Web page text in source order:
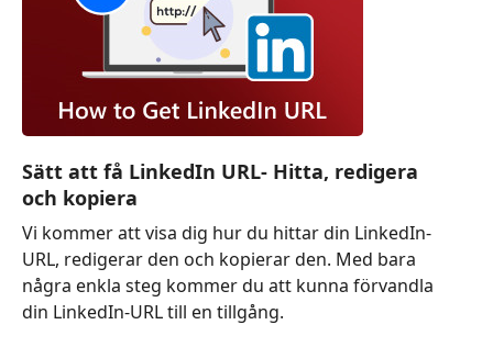
Sätt att få LinkedIn URL- Hitta, redigera
och kopiera
Vi kommer att visa dig hur du hittar din LinkedIn-
URL, redigerar den och kopierar den. Med bara
några enkla steg kommer du att kunna förvandla
din LinkedIn-URL till en tillgång.